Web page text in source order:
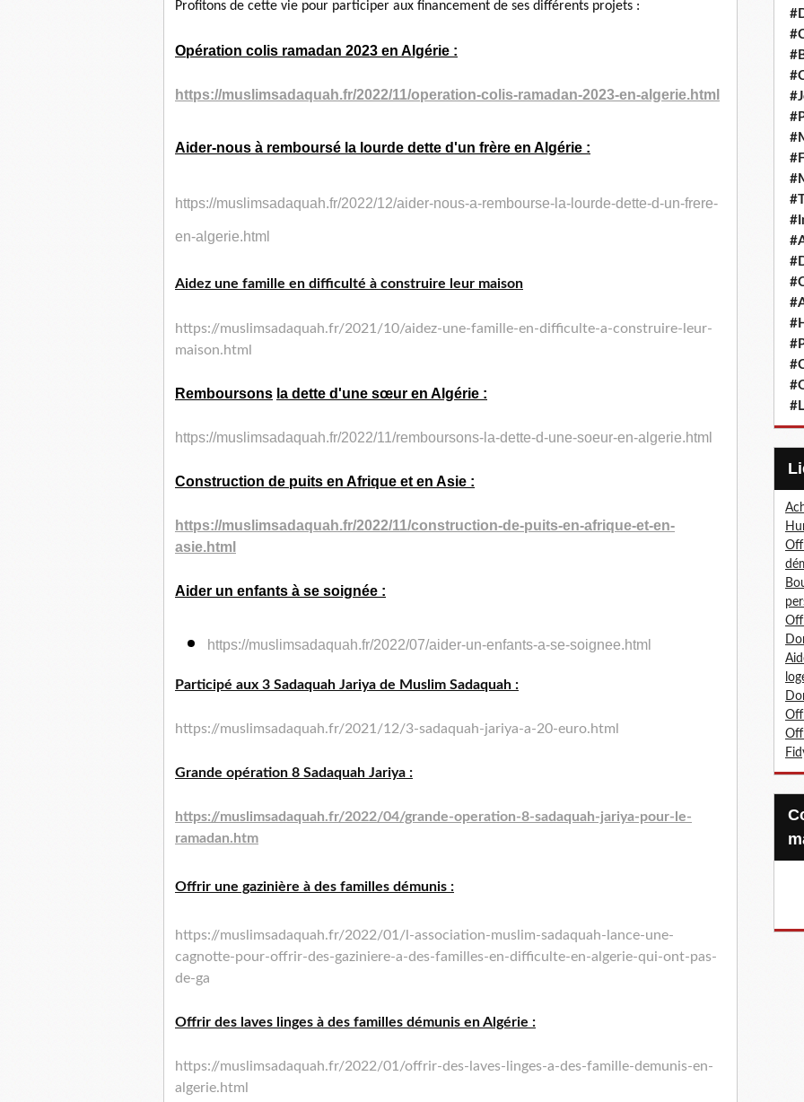
Profitons de cette vie pour participer aux financement de ses différents projets :
Opération colis ramadan 2023 en Algérie :
https://muslimsadaquah.fr/2022/11/operation-colis-ramadan-2023-en-algerie.html
Aider-nous à remboursé la lourde dette d'un frère en Algérie :
https://muslimsadaquah.fr/2022/12/aider-nous-a-rembourse-la-lourde-dette-d-un-frere-
en-algerie.html
Aidez une famille en difficulté à construire leur maison
https://muslimsadaquah.fr/2021/10/aidez-une-famille-en-difficulte-a-construire-leur-
maison.html
Remboursons la dette d'une sœur en Algérie :
https://muslimsadaquah.fr/2022/11/remboursons-la-dette-d-une-soeur-en-algerie.html
Construction de puits en Afrique et en Asie :
https://muslimsadaquah.fr/2022/11/construction-de-puits-en-afrique-et-en-
asie.html
Aider un enfants à se soignée :
https://muslimsadaquah.fr/2022/07/aider-un-enfants-a-se-soignee.html
Participé aux 3 Sadaquah Jariya de Muslim Sadaquah :
https://muslimsadaquah.fr/2021/12/3-sadaquah-jariya-a-20-euro.html
Grande opération 8 Sadaquah Jariya :
https://muslimsadaquah.fr/2022/04/grande-operation-8-sadaquah-jariya-pour-le-
ramadan.htm
Offrir une gazinière à des familles démunis :
https://muslimsadaquah.fr/2022/01/l-association-muslim-sadaquah-lance-une-
cagnotte-pour-offrir-des-gaziniere-a-des-familles-en-difficulte-en-algerie-qui-ont-pas-
de-ga
Offrir des laves linges à des familles démunis en Algérie :
https://muslimsadaquah.fr/2022/01/offrir-des-laves- linges-a-des-famille-demunis-en-
algerie.html
Confiez-nous votre Zakat-al-